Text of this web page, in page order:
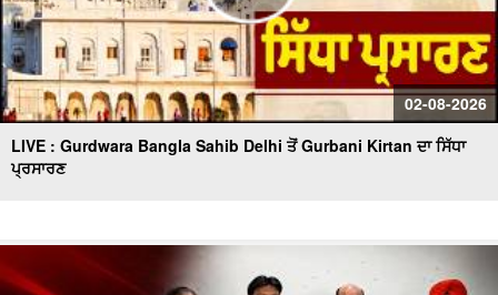
02-08-2026
LIVE : Gurdwara Bangla Sahib Delhi ਤੋਂ Gurbani Kirtan ਦਾ ਸਿੱਧਾ
ਪ੍ਰਸਾਰਣ